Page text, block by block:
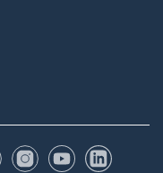
FacebookInstagram
YouTube